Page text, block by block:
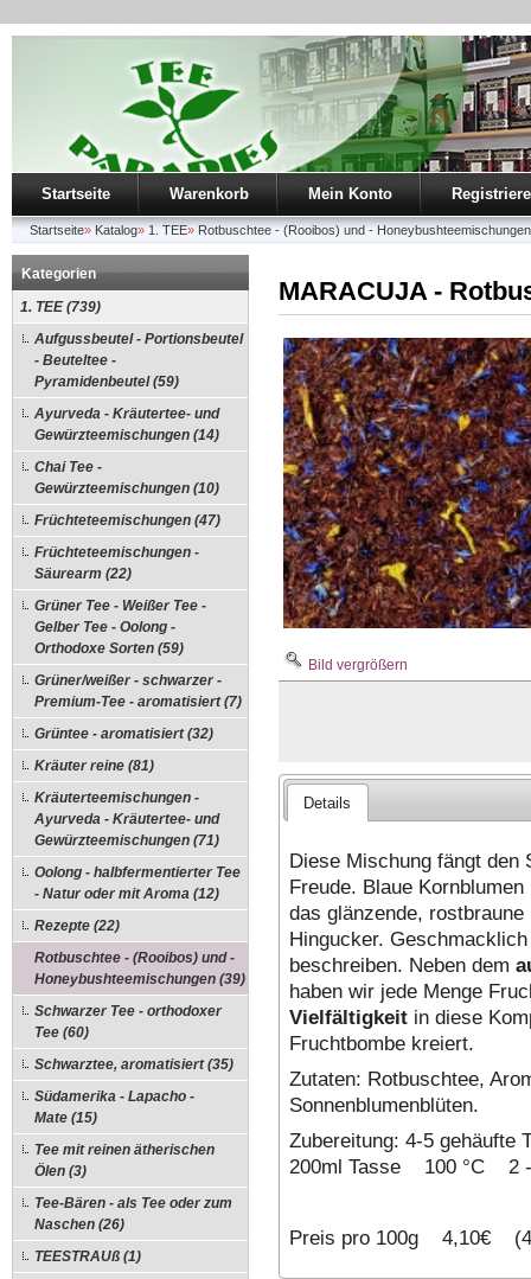
Startseite Warenkorb Mein Konto
Startseite» Katalog» 1. TEE» Rotbuschtee - (Rooibos) und - Honeybushteemischungen
Kategorien
1. TEE (739)
Aufgussbeutel - Portionsbeutel
- Beuteltee -
Pyramidenbeutel (59)
Ayurveda - Kräutertee- und
Gewürzteemischungen (14)
Chai Tee -
Gewürzteemischungen (10)
Früchteteemischungen (47)
Früchteteemischungen -
Säurearm (22)
Grüner Tee - Weißer Tee -
Gelber Tee - Oolong -
Orthodoxe Sorten (59)
Grüner/weißer - schwarzer -
Premium-Tee - aromatisiert (7)
Grüntee - aromatisiert (32)
Kräuter reine (81)
Kräuterteemischungen -
Ayurveda - Kräutertee- und
Gewürzteemischungen (71)
Oolong - halbfermentierter Tee
- Natur oder mit Aroma (12)
Rezepte (22)
Rotbuschtee - (Rooibos) und -
Honeybushteemischungen (39)
Schwarzer Tee - orthodoxer
Tee (60)
Schwarztee, aromatisiert (35)
Südamerika - Lapacho -
Mate (15)
Tee mit reinen ätherischen
Ölen (3)
Tee-Bären - als Tee oder zum
Naschen (26)
TEESTRAUß (1)
MARACUJA -
Bild vergrößern
Details
Diese Mischung fängt den
Freude. Blaue
das glänzende,
Hingucker.
beschreiben. Neben dem
haben wir jede Menge
Vielfältigkeitin diese
Fruchtbombe kreiert.
Zutaten: Rotbuschtee,
Sonnenblumenblüten.
Zubereitung: 4-5
200ml Tasse 100 °C 2
Preis pro 100g 4,10€